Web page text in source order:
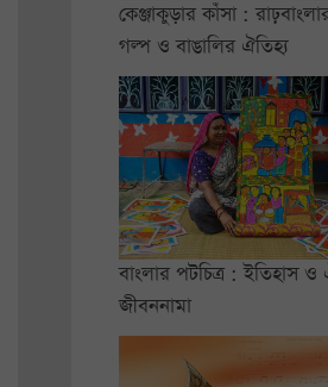
কেঞ্জাকুড়ার কাঁসা :
গল্প ও বাঙালির ঐতিহ্য
বাংলার পটচিত্র : ইতিহাস ও
জীবননামা